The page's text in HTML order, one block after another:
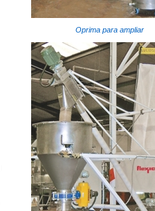
Oprima para ampliar